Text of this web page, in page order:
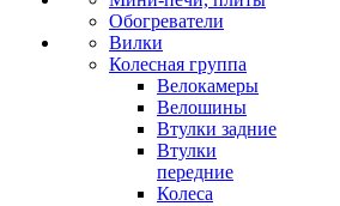
Обогреватели
Вилки
Колесная группа
Велокамеры
Велошины
Втулки задние
Втулки
передние
Колеса